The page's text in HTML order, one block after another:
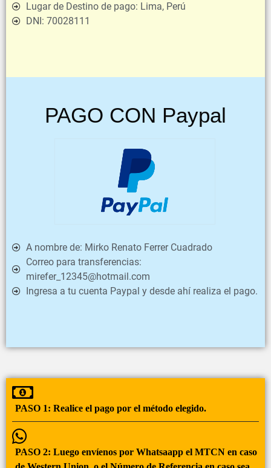
Lugar de Destino de pago: Lima, Perú
DNI: 70028111
PAGO CON Paypal
A nombre de: Mirko Renato Ferrer Cuadrado
Correo para transferencias:
mirefer_12345@hotmail.com
Ingresa a tu cuenta Paypal y desde ahí realiza el pago.
PASO 1: Realice el pago por el método elegido.
PASO 2: Luego envíenos por Whatsaapp el MTCN en caso